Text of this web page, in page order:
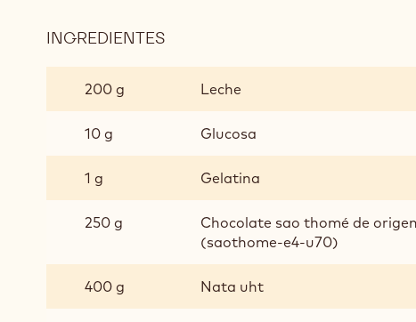
INGREDIENTES
200 g Leche
10 g Glucosa
1 g Gelatina
250 g
Chocolate sao thomé de
(saothome-e4-u70)
400 g Nata uht